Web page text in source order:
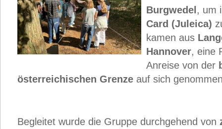
Burgwedel , um
Card (Juleica)
kamen aus
Hannover, eine
Anreise von der
österreichischen Grenze auf sich
Begleitet wurde die Gruppe durchgehend von